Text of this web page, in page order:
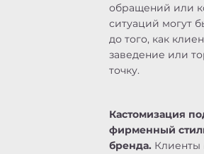
обращений или
ситуаций могут
до того, как
заведение или
точку.
Кастомизация
фирменный
бренда. Клиенты